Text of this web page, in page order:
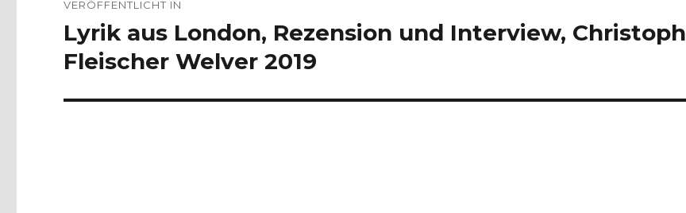
VERÖFFENTLICHT IN
Lyrik aus London, Rezension und Interview, Christoph
Fleischer Welver 2019